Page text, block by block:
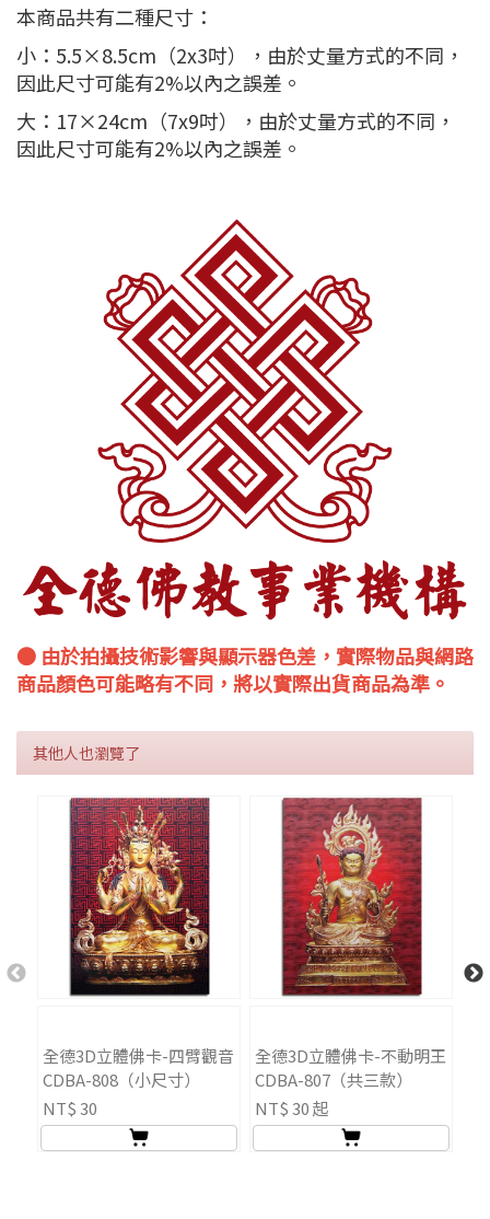
本商品共有二種尺寸：
小：5.5×8.5cm（2x3吋），由於丈量方式的不同，
因此尺寸可能有2%以內之誤差。
大：17×24cm（7x9吋），由於丈量方式的不同，
因此尺寸可能有2%以內之誤差。
● 由於拍攝技術影響與顯示器色差，實際物品與網路
商品顏色可能略有不同，將以實際出貨商品為準。
其他人也瀏覽了
全德3D立體佛卡-四臂觀音
CDBA-808（小尺寸）
NT$ 30
全德3D立體佛卡-不動明王
CDBA-807（共三款）
NT$ 30 起